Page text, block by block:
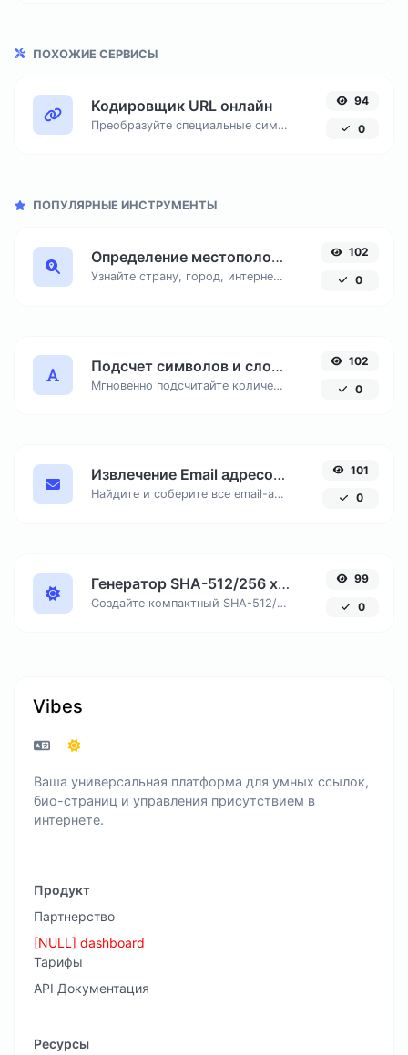
ПОХОЖИЕ СЕРВИСЫ
Кодировщик URL онлайн
Преобразуйте специальные символы и русские буквы в безопасный формат для URL-адресов с помощью процентного кодирования.
94
0
ПОПУЛЯРНЫЕ ИНСТРУМЕНТЫ
Определение местоположения по IP адресу
Узнайте страну, город, интернет-провайдера и часовой пояс любого IP-адреса онлайн. Бесплатный инструмент для точной геолокации по IP.
102
0
Подсчет символов и слов онлайн
Мгновенно подсчитайте количество знаков с пробелами и без, число слов и строк в вашем тексте для SEO и копирайтинга.
102
0
Извлечение Email адресов из текста онлайн
Найдите и соберите все email-адреса из любого текстового документа, удалив дубликаты.
101
0
Генератор SHA-512/256 хеша онлайн
Создайте компактный SHA-512/256 хеш, обеспечивающий 128-битную безопасность без избыточной длины вывода.
99
0
Vibes
Ваша универсальная платформа для умных ссылок,
био-страниц и управления присутствием в
интернете.
Продукт
Партнерство
[NULL] dashboard
Тарифы
API Документация
Ресурсы